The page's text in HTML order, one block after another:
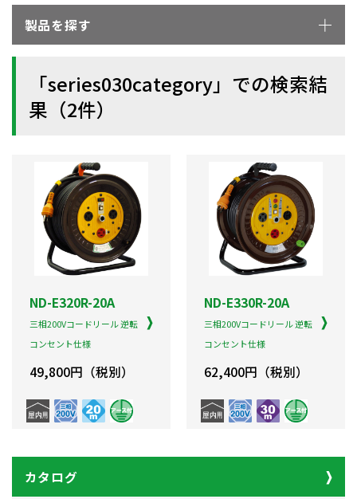
製品を探す
「series030category」での検索結
果（2件）
ND-E320R-20A
三相200Vコードリール 逆転
コンセント仕様
49,800円（税別）
ND-E330R-20A
三相200Vコードリール 逆転
コンセント仕様
62,400円（税別）
カタログ